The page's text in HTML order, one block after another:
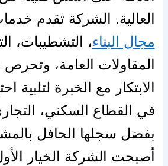
العالية. الشركة تقدم
مجال البناء، التشطيبات،
المقاولات العامة،
الابتكار مع الخبرة لتلبية
في القطاع السكني،
بفضل سجلها الحافل
أصبحت الشركة الخيار